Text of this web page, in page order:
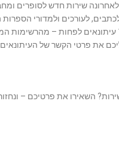
שירות חדש לסופרים
לעורכים ולמדורי הספרות
את פרטי הקשר של העיתונאים
השאירו את פרטיכם –